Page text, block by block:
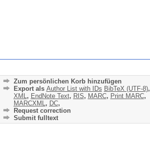
Zum persönlichen Korb hinzufügen
Export als Author List with IDs BibTeX (UTF-8),
XML , EndNote Text, RIS, MARC, Print MARC,
MARCXML , DC,
Request correction
Submit fulltext